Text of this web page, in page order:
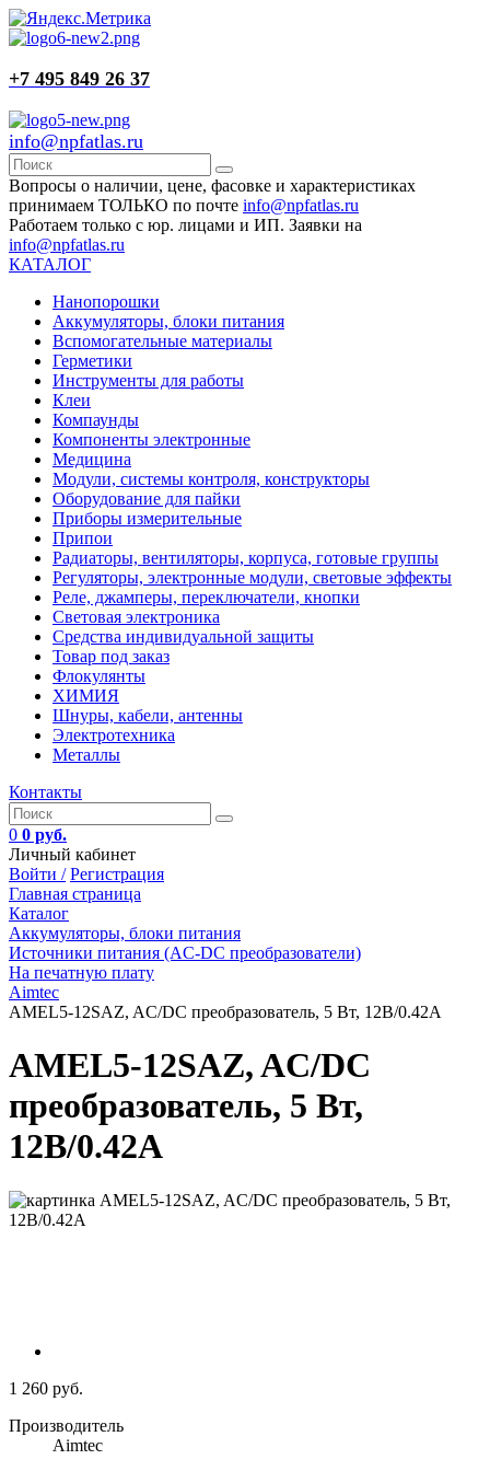
+7 495 849 26 37
info@npfatlas.ru
Вопросы о наличии, цене, фасовке и характеристиках
принимаем ТОЛЬКО по почте info@npfatlas.ru
Работаем только с юр. лицами и ИП. Заявки на
info@npfatlas.ru
КАТАЛОГ
Нанопорошки
Аккумуляторы, блоки питания
Вспомогательные материалы
Герметики
Инструменты для работы
Клеи
Компаунды
Компоненты электронные
Медицина
Модули, системы контроля, конструкторы
Оборудование для пайки
Приборы измерительные
Припои
Радиаторы, вентиляторы, корпуса, готовые группы
Регуляторы, электронные модули, световые эффекты
Реле, джамперы, переключатели, кнопки
Световая электроника
Средства индивидуальной защиты
Товар под заказ
Флокулянты
ХИМИЯ
Шнуры, кабели, антенны
Электротехника
Металлы
Контакты
0 0 руб.
Личный кабинет
Войти / Регистрация
Главная страница
Каталог
Аккумуляторы, блоки питания
Источники питания (AC-DC преобразователи)
На печатную плату
Aimtec
AMEL5-12SAZ, AC/DC преобразователь, 5 Вт, 12В/0.42А
AMEL5-12SAZ, AC/DC
преобразователь, 5 Вт,
12В/0.42А
1 260 руб.
Производитель
Aimtec